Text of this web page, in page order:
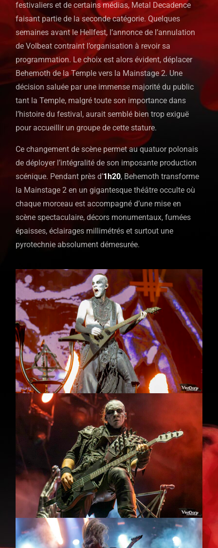
festivaliers et de certains médias, Metal Decadence
faisant partie de la seconde catégorie. Quelques
semaines avant le Hellfest, l’annonce de l’annulation
de Volbeat contraint l’organisation à revoir sa
programmation. Le choix est alors évident, déplacer
Behemoth de la Temple vers la Mainstage 2. Une
décision saluée par une immense majorité du public
tant la Temple, malgré toute son importance dans
l’histoire du festival, aurait semblé bien trop exiguë
pour accueillir un groupe de cette stature.
Ce changement de scène permet au quatuor polonais
de déployer l’intégralité de son imposante production
scénique. Pendant près d’1h20, Behemoth transforme
la Mainstage 2 en un gigantesque théâtre occulte où
chaque morceau est accompagné d’une mise en
scène spectaculaire, décors monumentaux, fumées
épaisses, éclairages millimétrés et surtout une
pyrotechnie absolument démesurée.